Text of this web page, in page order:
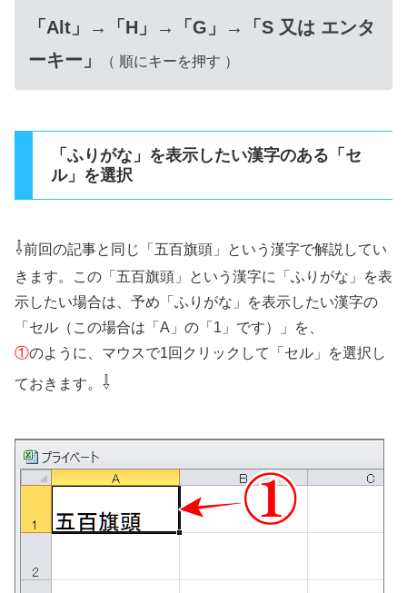
「Alt」→「H」→「G」→「S 又は エンタ
ーキー」
（ 順にキーを押す ）
「ふりがな」を表示したい漢字のある「セ
ル」を選択
⇩前回の記事と同じ「五百旗頭」という漢字で解説してい
きます。この「五百旗頭」という漢字に「ふりがな」を表
示したい場合は、予め「ふりがな」を表示したい漢字の
「セル（この場合は「A」の「1」です）」を、
①のように、マウスで1回クリックして「セル」を選択し
ておきます。 ⇩